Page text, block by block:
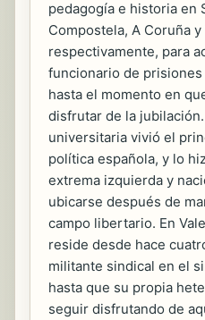
pedagogía e historia en
Compostela, A Coruña y
respectivamente, para
funcionario de
hasta el momento en
disfrutar de la
universitaria vivió el
política española, y lo
extrema izquierda y
ubicarse después de
campo libertario. En
reside desde hace
militante sindical en el
hasta que su propia
seguir disfrutando de